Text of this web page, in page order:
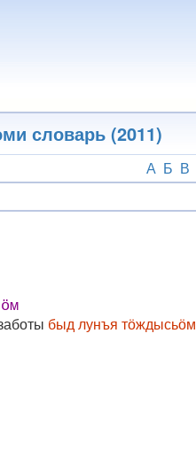
словарь (2011)
А Б В
быд лунъя тӧждысьӧм